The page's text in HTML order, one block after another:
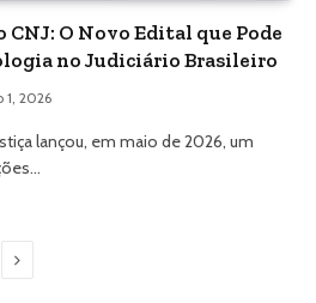
CNJ: O Novo Edital que Pode
no Judiciário Brasileiro
1, 2026
lançou, em maio de 2026, um
Next